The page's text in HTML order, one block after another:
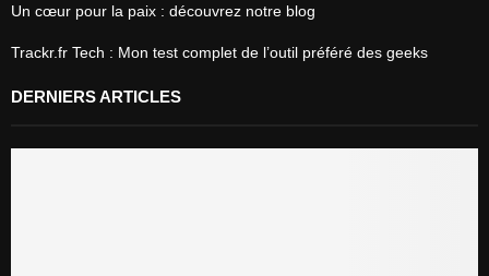
Un cœur pour la paix : découvrez notre blog
Trackr.fr Tech : Mon test complet de l’outil préféré des geeks
DERNIERS ARTICLES